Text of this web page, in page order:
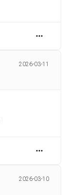
2026-03-11
2026-03-10